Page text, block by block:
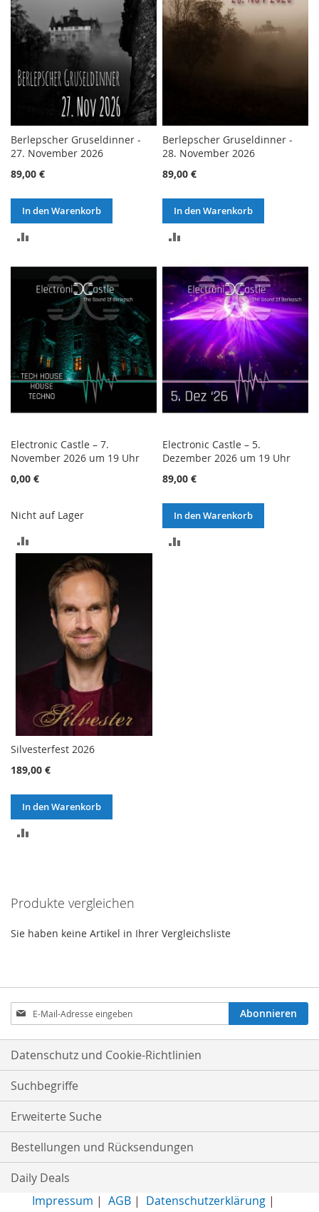
Berlepscher Gruseldinner -
27. November 2026
89,00 €
In den Warenkorb
HINZUFÜGEN
Berlepscher Gruseldinner -
28. November 2026
89,00 €
In den Warenkorb
HINZUFÜGEN
Electronic Castle – 7.
November 2026 um 19 Uhr
0,00 €
Nicht auf Lager
VERGLEICHSLISTE
HINZUFÜGEN
Electronic Castle – 5.
Dezember 2026 um 19 Uhr
89,00 €
In den Warenkorb
Silvesterfest 2026
189,00 €
In den Warenkorb
Produkte vergleichen
Sie haben keine Artikel in Ihrer Vergleichsliste
Anmeldung
zum
Newsletter:
Abonnieren
Datenschutz und Cookie-Richtlinien
Suchbegriffe
Erweiterte Suche
Bestellungen und Rücksendungen
Daily Deals
Impressum | AGB| Datenschutzerklärung|